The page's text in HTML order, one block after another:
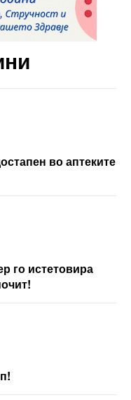
во аптеките
го истетовира